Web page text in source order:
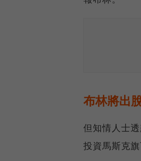
布林將出
但知情人士
投資馬斯克